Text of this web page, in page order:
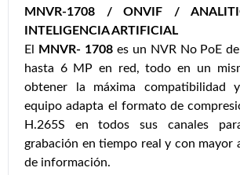
MNVR-1708 / ONVIF /
INTELIGENCIA ARTIFICIAL
El
MNVR- 1708es un NVR No PoE
hasta 6 MP en red, todo en un
obtener la máxima compatibilidad
equipo adapta el formato de
H.265S en todos sus canales
grabación en tiempo real y con mayor
de información.